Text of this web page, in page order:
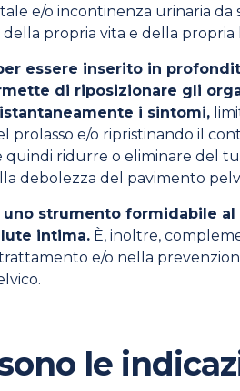
e/o incontinenza urinaria da
della propria vita e della propria
essere inserito in
di riposizionare gli
i sintomi,
prolasso e/o ripristinando il
quindi ridurre o eliminare del
debolezza del pavimento
uno strumento formidabile
intima. È, inoltre,
e/o nella
le